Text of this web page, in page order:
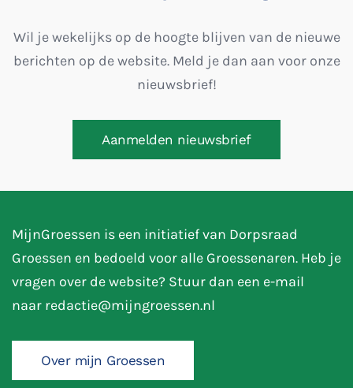
Wil je wekelijks op de hoogte blijven van de nieuwe
berichten op de website. Meld je dan aan voor onze
nieuwsbrief!
Aanmelden nieuwsbrief
MijnGroessen is een initiatief van Dorpsraad
Groessen en bedoeld voor alle Groessenaren. Heb je
vragen over de website? Stuur dan een e-mail
naar redactie@mijngroessen.nl
Over mijn Groessen